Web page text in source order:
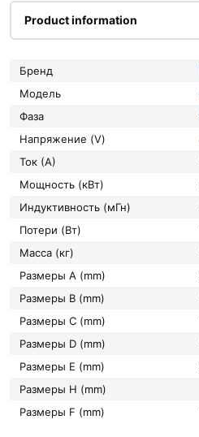
Product information
Бренд
Модель
Фаза
Напряжение (V)
Ток (А)
Мощность (кВт)
Индуктивность (мГн)
Потери (Вт)
Масса (кг)
Размеры A (mm)
Размеры B (mm)
Размеры C (mm)
Размеры D (mm)
Размеры E (mm)
Размеры H (mm)
Размеры F (mm)